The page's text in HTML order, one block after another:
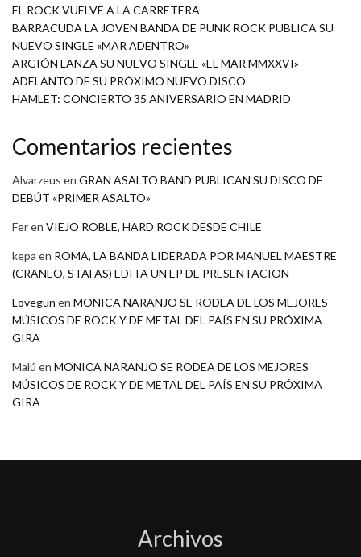
EL ROCK VUELVE A LA CARRETERA
BARRACÜDA LA JOVEN BANDA DE PUNK ROCK PUBLICA SU
NUEVO SINGLE «MAR ADENTRO»
ARGIÓN LANZA SU NUEVO SINGLE «EL MAR MMXXVI»
ADELANTO DE SU PRÓXIMO NUEVO DISCO
HAMLET: CONCIERTO 35 ANIVERSARIO EN MADRID
Comentarios recientes
Alvarzeus en GRAN ASALTO BAND PUBLICAN SU DISCO DE
DEBÚT «PRIMER ASALTO»
Feren VIEJO ROBLE, HARD ROCK DESDE CHILE
kepa en ROMA, LA BANDA LIDERADA POR MANUEL MAESTRE
(CRANEO, STAFAS) EDITA UN EP DE PRESENTACION
Lovegun en MONICA NARANJO SE RODEA DE LOS MEJORES
MÚSICOS DE ROCK Y DE METAL DEL PAÍS EN SU PRÓXIMA
GIRA
Malú en MONICA NARANJO SE RODEA DE LOS MEJORES
MÚSICOS DE ROCK Y DE METAL DEL PAÍS EN SU PRÓXIMA
GIRA
Archivos